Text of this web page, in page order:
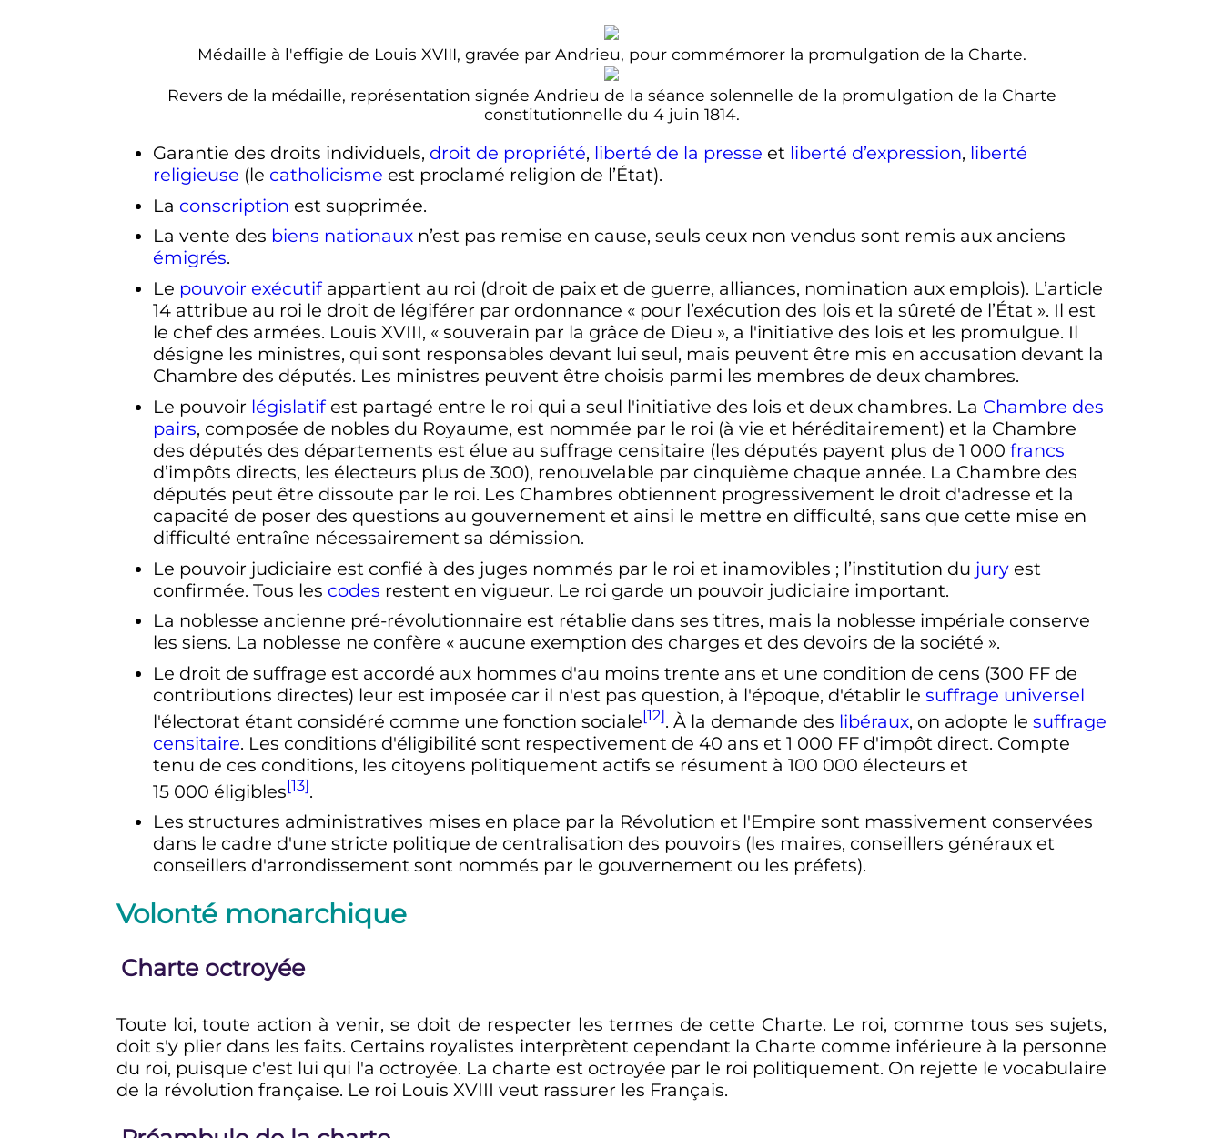
Médaille à l'effigie de Louis XVIII, gravée par Andrieu, pour commémorer la promulgation de la Charte.
Revers de la médaille, représentation signée Andrieu de la séance solennelle de la promulgation de la Charte
constitutionnelle du 4 juin 1814.
Garantie des droits individuels, droit de propriété, liberté de la presse et liberté d’expression, liberté
religieuse (le catholicisme est proclamé religion de l’État).
La conscription est supprimée.
La vente des biens nationauxn’est pas remise en cause, seuls ceux non vendus sont remis aux anciens
émigrés.
Le pouvoir exécutifappartient au roi (droit de paix et de guerre, alliances, nomination aux emplois). L’article
14 attribue au roi le droit de légiférer par ordonnance « pour l’exécution des lois et la sûreté de l’État ». Il est
le chef des armées. Louis XVIII, « souverain par la grâce de Dieu », a l'initiative des lois et les promulgue. Il
désigne les ministres, qui sont responsables devant lui seul, mais peuvent être mis en accusation devant la
Chambre des députés. Les ministres peuvent être choisis parmi les membres de deux chambres.
Le pouvoir législatifest partagé entre le roi qui a seul l'initiative des lois et deux chambres. La Chambre des
pairs, composée de nobles du Royaume, est nommée par le roi (à vie et héréditairement) et la Chambre
des députés des départements est élue au suffrage censitaire (les députés payent plus de 1 000 francs
d’impôts directs, les électeurs plus de 300), renouvelable par cinquième chaque année. La Chambre des
députés peut être dissoute par le roi. Les Chambres obtiennent progressivement le droit d'adresse et la
capacité de poser des questions au gouvernement et ainsi le mettre en difficulté, sans que cette mise en
difficulté entraîne nécessairement sa démission.
Le pouvoir judiciaire est confié à des juges nommés par le roi et inamovibles ; l’institution du juryest
confirmée. Tous les codes restent en vigueur. Le roi garde un pouvoir judiciaire important.
La noblesse ancienne pré-révolutionnaire est rétablie dans ses titres, mais la noblesse impériale conserve
les siens. La noblesse ne confère « aucune exemption des charges et des devoirs de la société ».
Le droit de suffrage est accordé aux hommes d'au moins trente ans et une condition de cens (300 FFde
contributions directes) leur est imposée car il n'est pas question, à l'époque, d'établir le suffrage universel
l'électorat étant considéré comme une fonction sociale[12]. À la demande des libéraux, on adopte le suffrage
censitaire. Les conditions d'éligibilité sont respectivement de 40 ans et 1 000 FFd'impôt direct. Compte
tenu de ces conditions, les citoyens politiquement actifs se résument à 100 000 électeurs et
15 000 éligibles[13].
Les structures administratives mises en place par la Révolution et l'Empire sont massivement conservées
dans le cadre d'une stricte politique de centralisation des pouvoirs (les maires, conseillers généraux et
conseillers d'arrondissement sont nommés par le gouvernement ou les préfets).
Volonté monarchique
Charte octroyée
Toute loi, toute action à venir, se doit de respecter les termes de cette Charte. Le roi, comme tous ses sujets,
doit s'y plier dans les faits. Certains royalistes interprètent cependant la Charte comme inférieure à la personne
du roi, puisque c'est lui qui l'a octroyée. La charte est octroyée par le roi politiquement. On rejette le vocabulaire
de la révolution française. Le roi Louis XVIII veut rassurer les Français.